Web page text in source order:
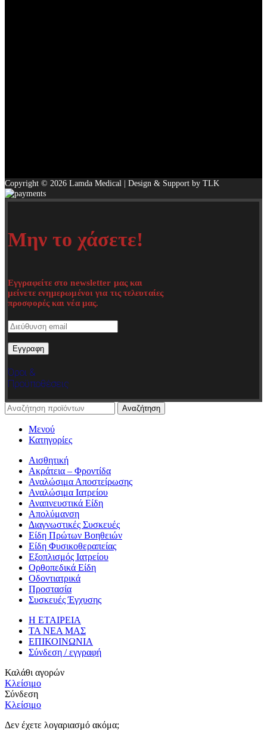
Copyright © 2026 Lamda Medical | Design & Support by TLK
Μην το χάσετε!
Εγγραφείτε στο newsletter μας και
μείνετε ενημερωμένοι για τις τελευταίες
προσφορές και νέα μας.
Όροι &
Προϋποθέσεις
Αναζήτηση
Μενού
Κατηγορίες
Αισθητική
Ακράτεια – Φροντίδα
Αναλώσιμα Αποστείρωσης
Αναλώσιμα Ιατρείου
Αναπνευστικά Είδη
Απολύμανση
Διαγνωστικές Συσκευές
Είδη Πρώτων Βοηθειών
Είδη Φυσικοθεραπείας
Εξοπλισμός Ιατρείου
Ορθοπεδικά Είδη
Οδοντιατρικά
Προστασία
Συσκευές Έγχυσης
Η ΕΤΑΙΡΕΙΑ
ΤΑ ΝΕΑ ΜΑΣ
ΕΠΙΚΟΙΝΩΝΙΑ
Σύνδεση / εγγραφή
Καλάθι αγορών
Κλείσιμο
Σύνδεση
Κλείσιμο
Δεν έχετε λογαριασμό ακόμα;